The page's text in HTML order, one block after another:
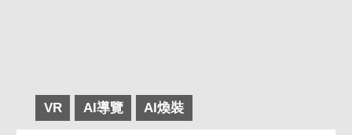
VR AI導覽 AI煥裝